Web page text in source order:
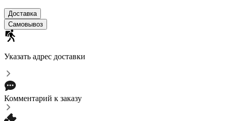
Доставка
Самовывоз
Указать адрес доставки
Комментарий к заказу